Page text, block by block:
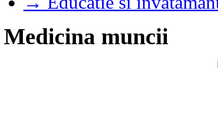
Medicina muncii